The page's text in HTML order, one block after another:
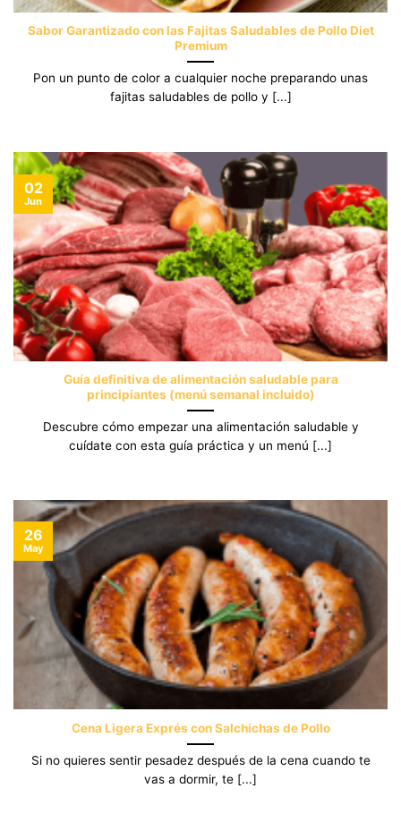
Sabor Garantizado con las Fajitas Saludables de Pollo Diet
Premium
Pon un punto de color a cualquier noche preparando unas
fajitas saludables de pollo y [...]
Guía definitiva de alimentación saludable para
principiantes (menú semanal incluido)
Descubre cómo empezar una alimentación saludable y
cuídate con esta guía práctica y un menú [...]
02
Jun
Cena Ligera Exprés con Salchichas de Pollo
Si no quieres sentir pesadez después de la cena cuando te
vas a dormir, te [...]
26
May